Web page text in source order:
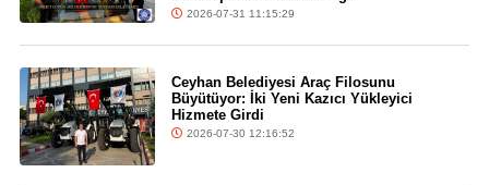
2026-07-31 11:15:29
Ceyhan Belediyesi Araç Filosunu
Büyütüyor: İki Yeni Kazıcı Yükleyici
Hizmete Girdi
2026-07-30 12:16:52